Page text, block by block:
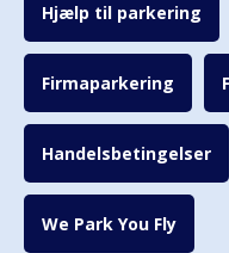
Hjælp til parkering
Firmaparkering
Handelsbetingelser
We Park You Fly